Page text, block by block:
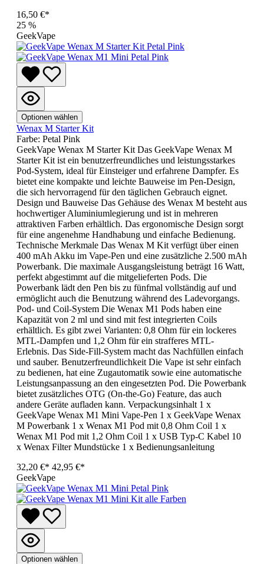
16,50 €*
25 %
GeekVape
Optionen wählen
Wenax M Starter Kit
Farbe: Petal Pink
GeekVape Wenax M Starter Kit Das GeekVape Wenax M
Starter Kit ist ein benutzerfreundliches und leistungsstarkes
Pod-System, ideal für Einsteiger und erfahrene Dampfer. Es
bietet eine kompakte und leichte Bauweise im Pen-Design,
die sich hervorragend für den täglichen Gebrauch eignet.
Design und Bauweise Das Gehäuse des Wenax M besteht aus
hochwertiger Aluminiumlegierung und ist in mehreren
attraktiven Farben erhältlich. Das ergonomische Design sorgt
für eine angenehme Handhabung und einfache Bedienung.
Technische Merkmale Das Wenax M Kit verfügt über einen
400 mAh Akku im Vape-Pen und eine zusätzliche 2.500 mAh
Powerbank. Die maximale Ausgangsleistung beträgt 16 Watt,
perfekt abgestimmt auf die mitgelieferten Pods. Die
Powerbank lädt den Pen bis zu fünfmal vollständig auf und
ermöglicht auch die Benutzung während des Ladevorgangs.
Pod- und Coil-System Die Wenax M1 Pods haben eine
Kapazität von 2 ml und sind mit fest integrierten Coils
erhältlich. Es gibt zwei Varianten: 0,8 Ohm für ein lockeres
MTL-Dampfen und 1,2 Ohm für ein strafferes MTL-
Erlebnis. Das Side-Fill-System macht das Nachfüllen einfach
und sauber. Benutzerfreundlichkeit Die Vape ist sehr einfach
zu bedienen, hat eine Zugautomatik sowie eine automatische
Leistungsanpassung an den eingesetzten Pod. Die Powerbank
bietet zusätzliches OTG (On-the-Go) Feature, das auch
andere Geräte aufladen kann. Verpackungsinhalt 1 x
GeekVape Wenax M1 Mini Vape-Pen 1 x GeekVape Wenax
M Powerbank 1 x Wenax M1 Pod mit 0,8 Ohm Coil 1 x
Wenax M1 Pod mit 1,2 Ohm Coil 1 x USB Typ-C Kabel 10
x Wenax Filter Mundstücke 1 x Bedienungsanleitung
32,20 €* 42,95 €*
GeekVape
Optionen wählen